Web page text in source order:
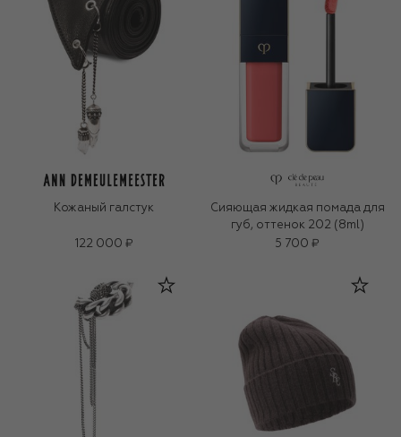
Кожаный галстук
122 000 ₽
Сияющая жидкая помада для
губ, оттенок 202 (8ml)
5 700 ₽